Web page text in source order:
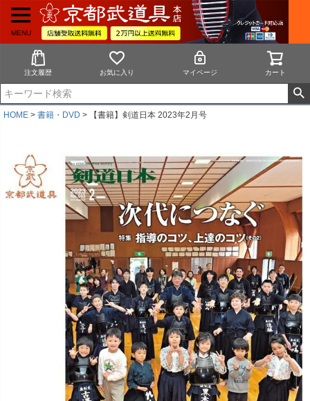
MENU
注文履歴 お気に入り マイページ カート
HOME 書籍・DVD 【書籍】剣道日本 2023年2月号